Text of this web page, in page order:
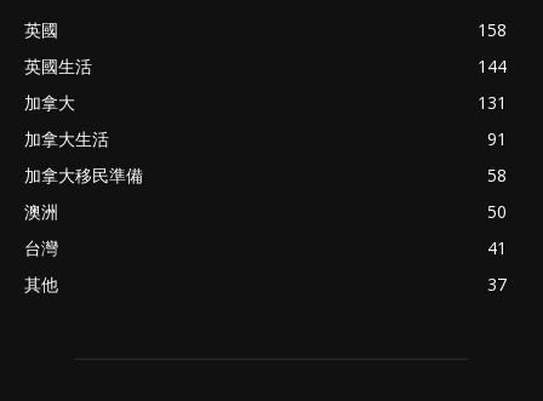
英國
158
英國生活
144
加拿大
131
加拿大生活
91
加拿大移民準備
58
澳洲
50
台灣
41
其他
37